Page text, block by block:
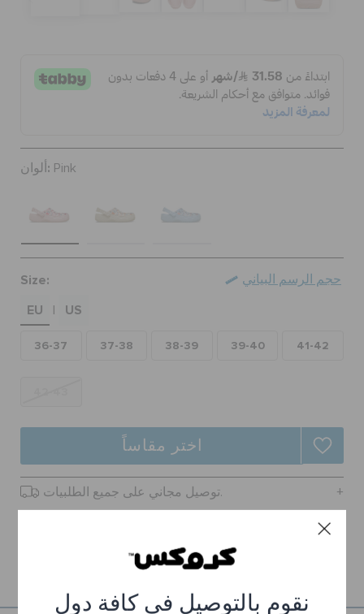
نقوم بالتوصيل في كافة دول
تسجيل الدخول / اشتراك
ألوان: Pink
Size:
EU
US
36-37 37-38 38-39 39-40 41-42
حجم الرسم البياني
اختر مقاساً
توصيل مجاني على جميع الطلبيات.